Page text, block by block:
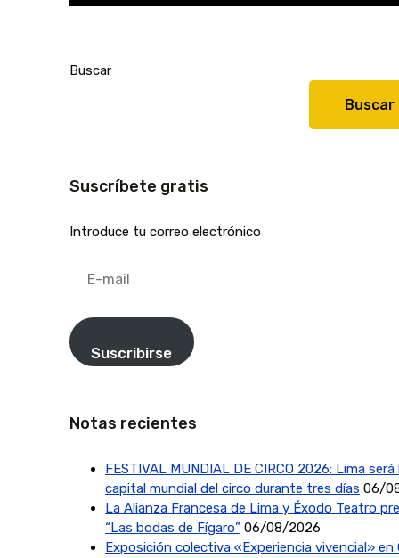
Buscar
Buscar
Suscríbete gratis
Introduce tu correo electrónico
mail
Suscribirse
Notas recientes
FESTIVAL MUNDIAL DE CIRCO 2026: Lima será
capital mundial del circo durante tres días 06/
La Alianza Francesa de Lima y Éxodo Teatro
“Las bodas de Fígaro” 06/08/2026
Exposición colectiva «Experiencia vivencial» en